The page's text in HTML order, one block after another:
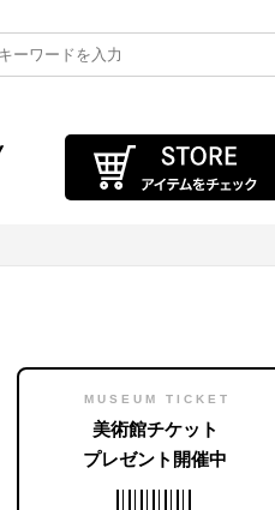
MUSEUM TICKET
美術館チケット
プレゼント開催中